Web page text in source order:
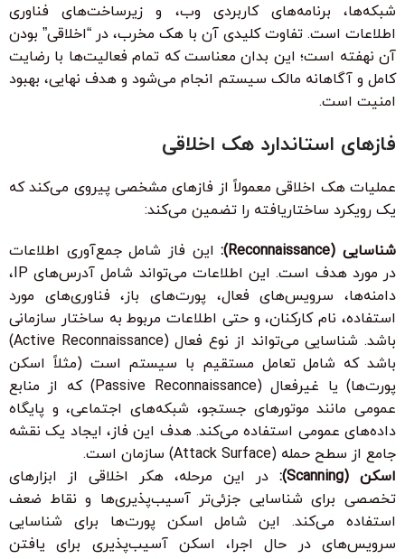
شبکه‌ها، برنامه‌های کاربردی وب، و زیرساخت‌های فناوری
اطلاعات است. تفاوت کلیدی آن با هک مخرب، در “اخلاقی” بودن
آن نهفته است؛ این بدان معناست که تمام فعالیت‌ها با رضایت
کامل و آگاهانه مالک سیستم انجام می‌شود و هدف نهایی، بهبود
امنیت است.
فازهای استاندارد هک اخلاقی
عملیات هک اخلاقی معمولاً از فازهای مشخصی پیروی می‌کند که
یک رویکرد ساختاریافته را تضمین می‌کند:
شناسایی (Reconnaissance):
این فاز شامل جمع‌آوری اطلاعات
در مورد هدف است. این اطلاعات می‌تواند شامل آدرس‌های IP،
دامنه‌ها، سرویس‌های فعال، پورت‌های باز، فناوری‌های مورد
استفاده، نام کارکنان، و حتی اطلاعات مربوط به ساختار سازمانی
باشد. شناسایی می‌تواند از نوع فعال (Active Reconnaissance)
باشد که شامل تعامل مستقیم با سیستم است (مثلاً اسکن
پورت‌ها) یا غیرفعال (Passive Reconnaissance) که از منابع
عمومی مانند موتورهای جستجو، شبکه‌های اجتماعی، و پایگاه
داده‌های عمومی استفاده می‌کند. هدف این فاز، ایجاد یک نقشه
جامع از سطح حمله (Attack Surface) سازمان است.
اسکن (Scanning):
در این مرحله، هکر اخلاقی از ابزارهای
تخصصی برای شناسایی جزئی‌تر آسیب‌پذیری‌ها و نقاط ضعف
استفاده می‌کند. این شامل اسکن پورت‌ها برای شناسایی
سرویس‌های در حال اجرا، اسکن آسیب‌پذیری برای یافتن